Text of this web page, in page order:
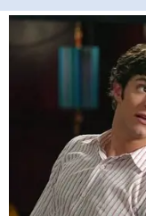
Sdílet tento: